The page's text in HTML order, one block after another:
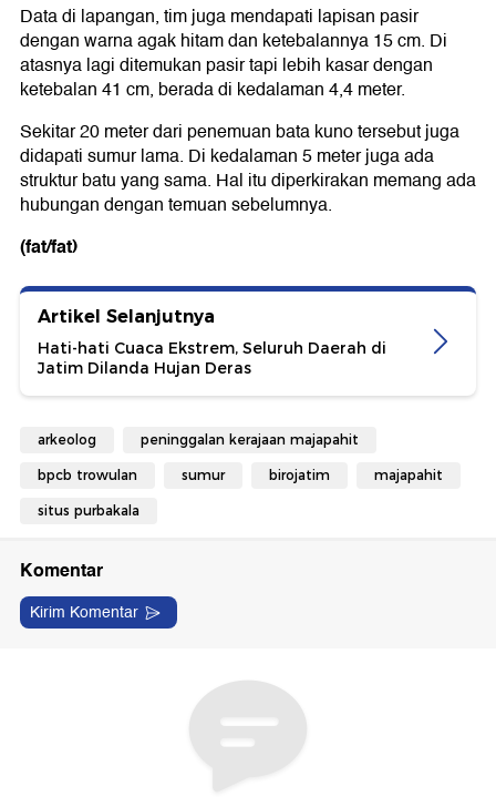
Data di lapangan, tim juga mendapati lapisan pasir
dengan warna agak hitam dan ketebalannya 15 cm. Di
atasnya lagi ditemukan pasir tapi lebih kasar dengan
ketebalan 41 cm, berada di kedalaman 4,4 meter.
Sekitar 20 meter dari penemuan bata kuno tersebut juga
didapati sumur lama. Di kedalaman 5 meter juga ada
struktur batu yang sama. Hal itu diperkirakan memang ada
hubungan dengan temuan sebelumnya.
(fat/fat)
Artikel Selanjutnya
Hati-hati Cuaca Ekstrem, Seluruh Daerah di
Jatim Dilanda Hujan Deras
arkeolog peninggalan kerajaan majapahit
bpcb trowulan sumur birojatim majapahit
situs purbakala